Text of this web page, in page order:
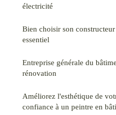
électricité
Bien choisir son
essentiel
Entreprise générale du
rénovation
Améliorez l'esthétique de
confiance à un peintre en